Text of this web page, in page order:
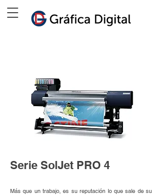
Serie SolJet PRO 4
Más que un trabajo, es su reputación lo que sale de su